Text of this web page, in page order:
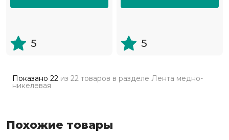
5 5
Показано 22 из 22 товаров в разделе Лента медно-
никелевая
Похожие товары